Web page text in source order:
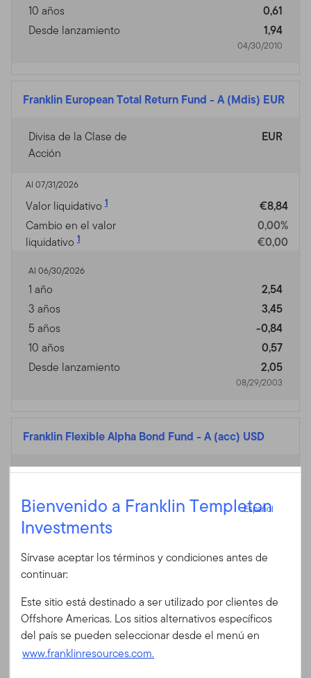
Iniciar sesión
ID de usuario
Contraseña
10 años
0,61
Desde lanzamiento
1,94
04/30/2010
Franklin European Total Return Fund - A (Mdis) EUR
Divisa de la Clase de
Acción
EUR
Al 07/31/2026
Valor liquidativo 1
€8,84
Cambio en el valor
liquidativo 1
0,00%
€0,00
Al 06/30/2026
1 año
2,54
3 años
3,45
5 años
-0,84
10 años
0,57
Desde lanzamiento
2,05
08/29/2003
Franklin Flexible Alpha Bond Fund - A (acc) USD
Divisa de la Clase de
USD
Al 07/31/2026
Cambio en el valor
liquidativo
-0,08%
Al 06/30/2026
1 año
3,77
3 años
Bienvenido a Franklin Templeton
Investments
Español
Sírvase aceptar los términos y condiciones antes de
continuar:
Este sitio está destinado a ser utilizado por clientes de
Offshore Americas. Los sitios alternativos específicos
del país se pueden seleccionar desde el menú en
www.franklinresources.com.